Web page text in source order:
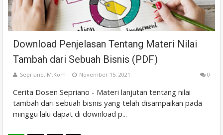
Download Penjelasan Tentang Materi Nilai
Tambah dari Sebuah Bisnis (PDF)
Sepriano, M.Kom November 15, 2021 0
Cerita Dosen Sepriano - Materi lanjutan tentang nilai
tambah dari sebuah bisnis yang telah disampaikan pada
minggu lalu dapat di download p...